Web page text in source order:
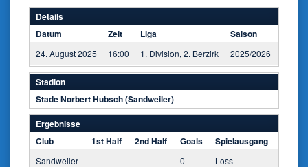
Details
Datum
Zeit Liga Saison
24. August 2025 16:00 1. Division, 2. Berzirk 2025/2026
Stadion
Stade Norbert Hubsch (Sandweiler)
Ergebnisse
Club
1st Half 2nd Half Goals Spielausgang
Sandweiler — — 0 Loss